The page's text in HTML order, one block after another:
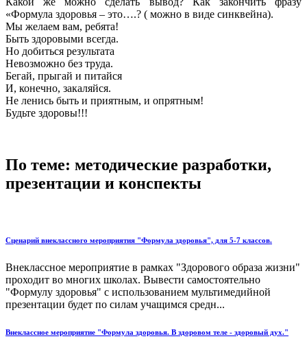
«Формула здоровья – это….? ( можно в виде синквейна).
Мы желаем вам, ребята!
Быть здоровыми всегда.
Но добиться результата
Невозможно без труда.
Бегай, прыгай и питайся
И, конечно, закаляйся.
Не ленись быть и приятным, и опрятным!
Будьте здоровы!!!
По теме: методические разработки,
презентации и конспекты
Сценарий внеклассного мероприятия "Формула здоровья", для 5-7 классов.
Внеклассное мероприятие в рамках "Здорового образа жизни"
проходит во многих школах. Вывести самостоятельно
"Формулу здоровья" с использованием мультимедийной
презентации будет по силам учащимся средн...
Внеклассное мероприятие "Формула здоровья. В здоровом теле - здоровый дух."